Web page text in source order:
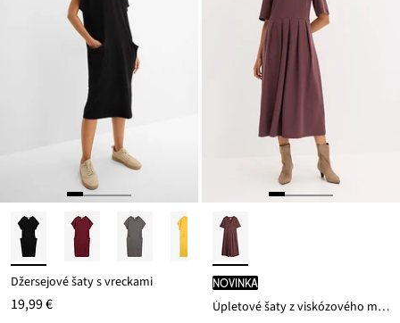
Džersejové šaty s vreckami
19,99 €
novinka
Úpletové šaty z viskózového mixu